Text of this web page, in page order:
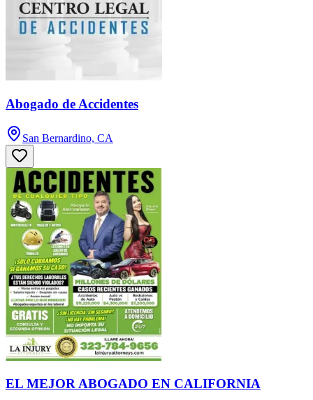
Abogado de Accidentes
San Bernardino, CA
EL MEJOR ABOGADO EN CALIFORNIA